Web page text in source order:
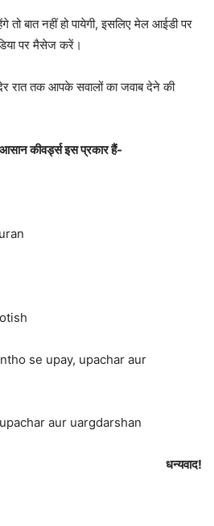
बात नहीं हो पायेगी, इसलिए मेल आईडी पर
पर मैसेज करें।
रात तक आपके सवालों का जवाब देने की
कीवर्ड्स इस प्रकार हैं-
se upay, upachar aur
aur uargdarshan
धन्यवाद!